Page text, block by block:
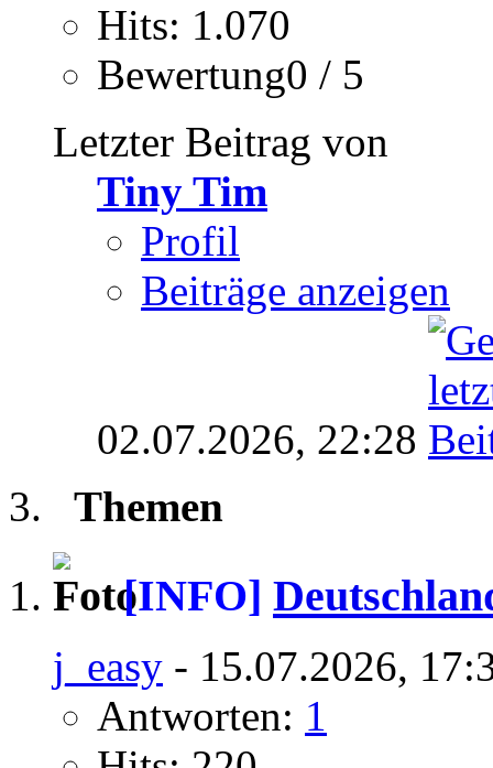
Hits: 1.070
Bewertung0 / 5
Letzter Beitrag von
Tiny Tim
Profil
Beiträge anzeigen
02.07.2026, 22:28
Themen
[INFO]
j_easy - 15.07.2026,
Antworten: 1